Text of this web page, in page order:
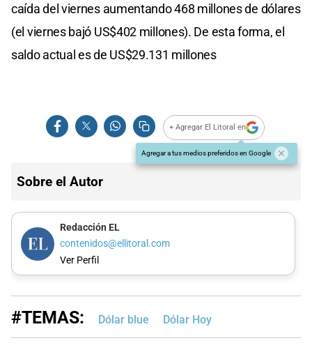
caída del viernes aumentando 468 millones de dólares
(el viernes bajó US$402 millones). De esta forma, el
saldo actual es de US$29.131 millones
+ Agregar El Litoral en
Agregar a tus medios preferidos en Google
Sobre el Autor
Redacción EL
contenidos@ellitoral.com
Ver Perfil
#TEMAS: Dólar blue Dólar Hoy